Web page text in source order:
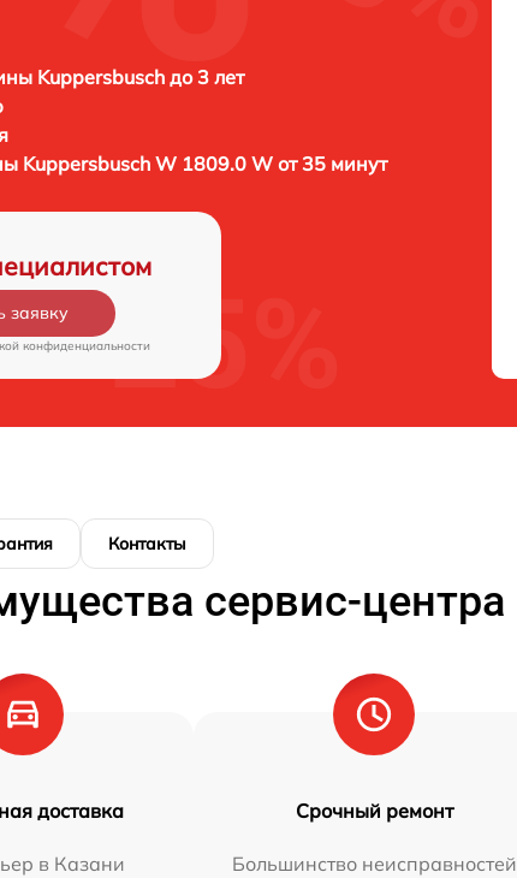
Kuppersbusch до 3 лет
Kuppersbusch W 1809.0 W от 35 минут
заявку
конфиденциальности
Контакты
сервис-центра
доставка
в Казани
Срочный ремонт
Большинство неисправностей